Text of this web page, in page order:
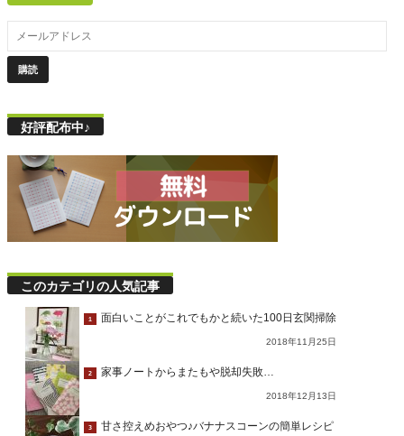
好評配布中♪
このカテゴリの人気記事
1 面白いことがこれでもかと続いた100日玄関掃除
2018年11月25日
2 家事ノートからまたもや脱却失敗…
2018年12月13日
3 甘さ控えめおやつ♪バナナスコーンの簡単レシピ